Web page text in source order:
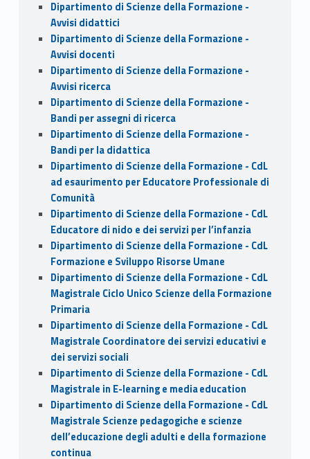
Dipartimento di Scienze della Formazione -
Avvisi didattici
Dipartimento di Scienze della Formazione -
Avvisi docenti
Dipartimento di Scienze della Formazione -
Avvisi ricerca
Dipartimento di Scienze della Formazione -
Bandi per assegni di ricerca
Dipartimento di Scienze della Formazione -
Bandi per la didattica
Dipartimento di Scienze della Formazione - CdL
ad esaurimento per Educatore Professionale di
Comunità
Dipartimento di Scienze della Formazione - CdL
Educatore di nido e dei servizi per l’infanzia
Dipartimento di Scienze della Formazione - CdL
Formazione e Sviluppo Risorse Umane
Dipartimento di Scienze della Formazione - CdL
Magistrale Ciclo Unico Scienze della Formazione
Primaria
Dipartimento di Scienze della Formazione - CdL
Magistrale Coordinatore dei servizi educativi e
dei servizi sociali
Dipartimento di Scienze della Formazione - CdL
Magistrale in E-learning e media education
Dipartimento di Scienze della Formazione - CdL
Magistrale Scienze pedagogiche e scienze
dell’educazione degli adulti e della formazione
continua